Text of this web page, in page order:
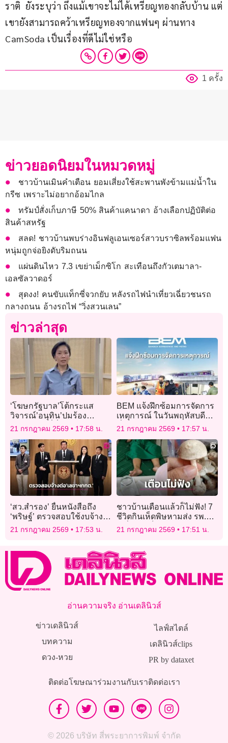
ราติ  ยังระบุว่า ถึงแม้เขาจะไม่ได้เหรียญทองกลับบ้าน แต่
เขายังสามารถคว้าเหรียญทองจากแฟนๆ ผ่านทาง
CamSoda เป็นเรื่องที่ดีไม่ใช่หรือ
1 ครั้ง
ข่าวยอดนิยมในหมวดหมู่
ชาวบ้านเมินคำเตือน ยอมเสี่ยงใช้สะพานพังข้ามแม่น้ำใน
กรีซ เพราะไม่อยากอ้อมไกล
ทรัมป์สั่งเก็บภาษี 50% สินค้าแคนาดา อ้างเลือกปฏิบัติต่อ
สินค้าสหรัฐ
สลด! ชาวบ้านพบร่างอินฟลูเอนเซอร์สาวบราซิลพร้อมแฟน
หนุ่มถูกจ่อยิงดับริมถนน
แผ่นดินไหว 7.3 เขย่าเม็กซิโก สะเทือนถึงกัวเตมาลา-
เอลซัลวาดอร์
สุดงง! คนขับแท็กซี่จวกยับ หลังรถไฟนำเที่ยวเฉี่ยวชนรถ
กลางถนน อ้างรถไฟ “วิ่งสวนเลน”
ข่าวล่าสุด
‘โฆษกรัฐบาล’โต้กระแส
วิจารณ์’อนุทิน’ปมร้อง
เพลง’เถียนมี่มี่’ ระหว่างเยือน
จีน ย้ำเป็นตัวอย่าง’การทูต
ด้วยดนตรี’
21 กรกฎาคม 2569 17:58 น.
BEM แจ้งฝึกซ้อมการจัดการ
เหตุการณ์ ในวันพฤหัสบดี
ที่ 23 กรกฎาคม 2569
21 กรกฎาคม 2569 17:57 น.
‘สว.สำรอง’ ยื่นหนังสือถึง
‘พริษฐ์’ ตรวจสอบใช้งบจ้าง
‘แสวง’ ปี 68 คะแนนประเมิน
‘ไม่ผ่าน’
21 กรกฎาคม 2569 17:53 น.
ชาวบ้านเตือนแล้วก็ไม่ฟัง! 7
ชีวิตกินเห็ดพิษหามส่ง รพ.
เหยื่อเผยเข็ดแล้วไม่กล้าแตะ
21 กรกฎาคม 2569 17:51 น.
อ่านความจริง อ่านเดลินิวส์
ข่าวเดลินิวส์
บทความ
ดวง-หวย
ไลฟ์สไตล์
เดลินิวส์clips
PR by dataxet
ติดต่อโฆษณาร่วมงานกับเราติดต่อเรา
© 2026 บริษัท สี่พระยาการพิมพ์ จำกัด